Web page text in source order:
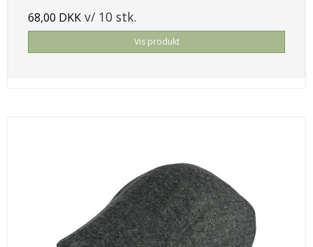
68,00 DKK v/ 10 stk.
Vis produkt